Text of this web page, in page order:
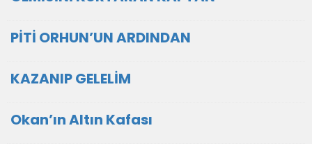
PİTİ ORHUN’UN ARDINDAN
KAZANIP GELELİM
Okan’ın Altın Kafası